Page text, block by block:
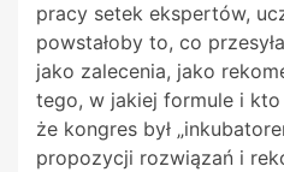
pracy setek ekspertów,
powstałoby to, co
jako zalecenia, jako
tego, w jakiej formule i kto
że kongres był
propozycji rozwiązań i